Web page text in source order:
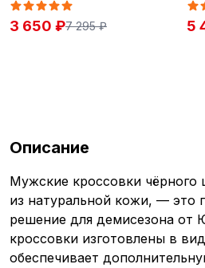
650 ₽7 295 ₽ 5
Описание
Мужские кроссовки чёрного
из натуральной кожи, — это
решение для демисезона от
кроссовки изготовлены в
обеспечивает